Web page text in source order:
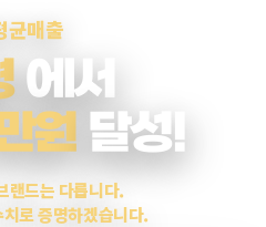
균매출
에서
원 달성!
랜드는 다릅니다.
로 증명하겠습니다.